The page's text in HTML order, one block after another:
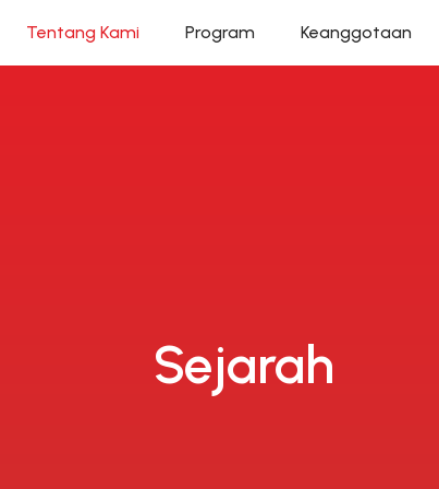
Tentang Kami Program Keanggotaan
Sejarah